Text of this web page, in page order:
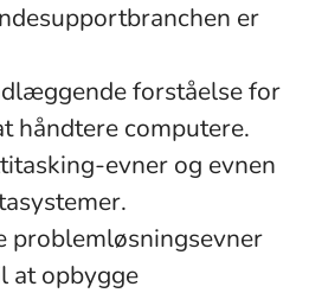
er
forståelse for
håndtere computere.
evner og evnen
problemløsningsevner
at opbygge